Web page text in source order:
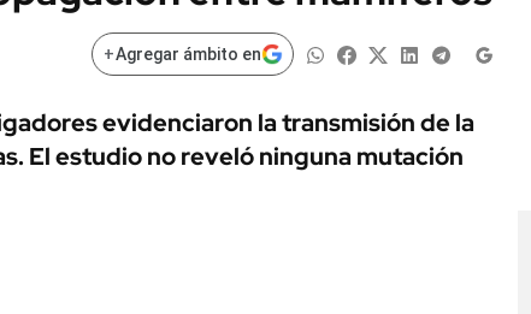
ENERGY REPORT
POLÍTICA
LIFESTYLE
AUTOS
+Agregar ámbito en
evidenciaron la transmisión de la
El estudio no reveló ninguna mutación